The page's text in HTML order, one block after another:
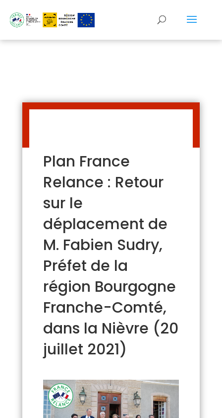
Plan France
Relance : Retour
sur le
déplacement de
M. Fabien Sudry,
Préfet de la
région Bourgogne
Franche-Comté,
dans la Nièvre (20
juillet 2021)